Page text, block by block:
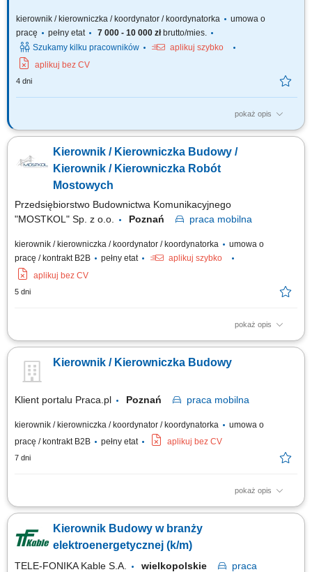
kierownik / kierowniczka / koordynator / koordynatorka
umowa o
pracę
pełny etat 7 000 - 10 000 złbrutto/mies.
Szukamy kilku pracowników
aplikuj szybko
aplikuj bez CV
4 dni
pokaż opis
OPIS STANOWISKA planowanie i organizacja placu budowy;
dokumentacji budowy technicznej w tym dokumentacji finansowej
powykonawczej i odbiorczej; nadzór nad harmonogramem
uwzględniającym rzeczowy i finansowy plan wykonania; analiza...
Kierownik / Kierowniczka Budowy /
Kierownik / Kierowniczka Robót
Mostowych
Przedsiębiorstwo Budownictwa Komunikacyjnego
"MOSTKOL" Sp. z o.o.
Poznań praca mobilna
kierownik / kierowniczka / koordynator / koordynatorka
umowa o
pracę / kontrakt B2B
pełny etat
aplikuj szybko
aplikuj bez CV
5 dni
pokaż opis
ZADANIA: kierowanie, koordynowanie i nadzór prac na budowie w
harmonogram oraz zgodnie z wymaganiami BHP; analiza dokumentacji
technicznej i monitoring kosztów budowy; nadzór i kontrola nad jakością i
Kierownik / Kierowniczka Budowy
Klient portalu Praca.pl Poznań praca mobilna
kierownik / kierowniczka / koordynator / koordynatorka
umowa o
pracę / kontrakt B2B
pełny etat aplikuj bez CV
7 dni
pokaż opis
organizowanie i nadzorowanie realizacji robót mostowych zgodnie z
koordynowanie pracy zespołów wykonawczych i podwykonawców oraz
kontrola jakości wykonywanych prac; prowadzenie dokumentacji budowy,
Kierownik Budowy w branży
elektroenergetycznej (k/m)
TELE-FONIKA Kable S.A. wielkopolskie
praca